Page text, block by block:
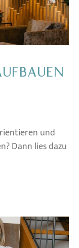
und
Dann lies dazu